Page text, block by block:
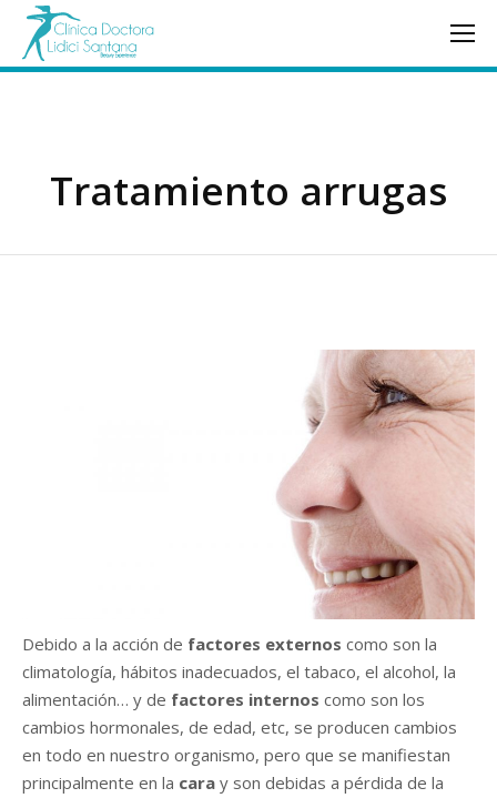
Tratamiento arrugas
Debido a la acción de factores externos como son la
climatología, hábitos inadecuados, el tabaco, el alcohol, la
alimentación… y de factores internos como son los
cambios hormonales, de edad, etc, se producen cambios
en todo en nuestro organismo, pero que se manifiestan
principalmente en la cara y son debidas a pérdida de la